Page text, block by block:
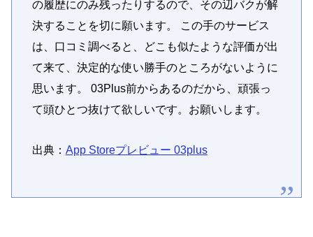
の履歴にのみ残ったりするので、その辺バクが解
決することを切に願います。 この手のサービス
は、口コミ調べると、どこも似たような評価が出
て来て、決定的な使い勝手のところがないように
思います。 03Plus前からあるのだから、頑張っ
て頭ひとつ抜けて欲しいです。お願いします。
出典： App Storeプレビュー 03plus